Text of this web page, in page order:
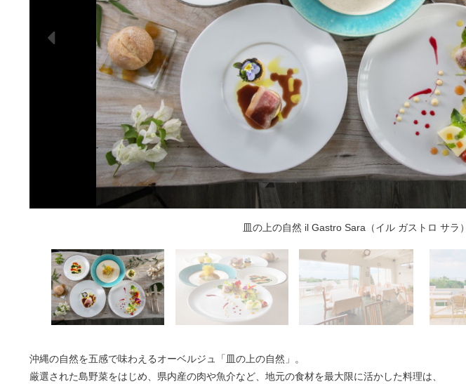
皿の上の自然 il Gastro Sara（イル ガストロ サラ）
皿の上の自然 il Gastro Sara（イル ガストロ サラ）
皿の上の自然 il Gastro Sara（イル ガストロ サラ）内
皿の上の自然 il Gastro Sara（イル ガストロ サラ）テ
皿の上の自然 il Gastro Sara（イル ガストロ サラ）外
沖縄の自然を五感で味わえるオーベルジュ「皿の上の自然」。
厳選された島野菜をはじめ、県内産の肉や魚介など、地元の食材を最大限に活かした料理は、